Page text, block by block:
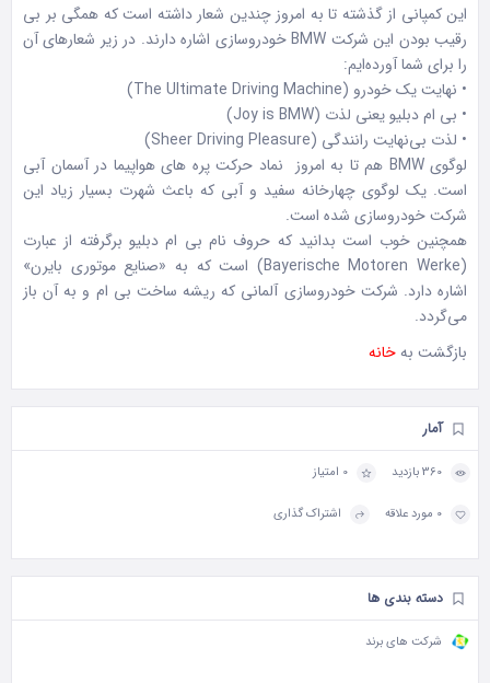
این کمپانی از گذشته تا به امروز چندین شعار داشته است که همگی بر بی
رقیب بودن این شرکت BMW خودروسازی اشاره دارند. در زیر شعارهای آن
را برای شما آورده‌ایم:
• نهایت یک خودرو (The Ultimate Driving Machine)
• بی ام دبلیو یعنی لذت (Joy is BMW)
• لذت بی‌نهایت رانندگی (Sheer Driving Pleasure)
لوگوی BMW هم تا به امروز نماد حرکت پره های هواپیما در آسمان آبی
است. یک لوگوی چهارخانه سفید و آبی که باعث شهرت بسیار زیاد این
شرکت خودروسازی شده است.
همچنین خوب است بدانید که حروف نام بی ام دبلیو برگرفته از عبارت
(Bayerische Motoren Werke) است که به «صنایع موتوری بایرن»
اشاره دارد. شرکت خودروسازی آلمانی که ریشه ساخت بی ام و به آن باز
می‌گردد.
بازگشت بهخانه
آمار
360 بازدید 0 امتیاز
0 مورد علاقه اشتراک گذاری
دسته بندی ها
شرکت های برند